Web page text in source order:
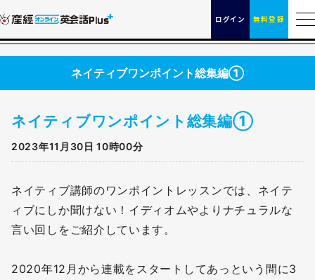
ログイン 無料登録
ネイティブワンポイント総集編①
ネイティブワンポイント総集編①
2023年11月30日 10時00分
ネイティブ講師のワンポイントレッスンでは、ネイテ
ィブにしか聞けない！イディオムやよりナチュラルな
言い回しをご紹介しています。
2020年12月から連載をスタートしてあっという間に3